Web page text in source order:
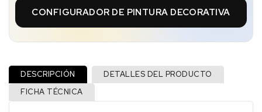
CONFIGURADOR DE PINTURA DECORATIVA
DESCRIPCIÓN
DETALLES DEL PRODUCTO
FICHA TÉCNICA